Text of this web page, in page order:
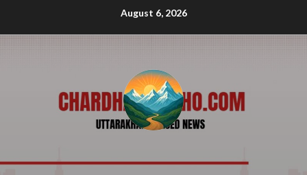
August 6, 2026